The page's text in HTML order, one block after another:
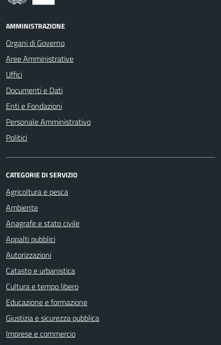
AMMINISTRAZIONE
Organi di Governo
Aree Amministrative
Uffici
Documenti e Dati
Enti e Fondazioni
Personale Amministrativo
Politici
CATEGORIE DI SERVIZIO
Agricoltura e pesca
Ambiente
Anagrafe e stato civile
Appalti pubblici
Autorizzazioni
Catasto e urbanistica
Cultura e tempo libero
Educazione e formazione
Giustizia e sicurezza pubblica
Imprese e commercio